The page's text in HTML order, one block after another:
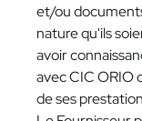
et/ou
nature qu'ils
avoir
avec CIC ORIO
de ses